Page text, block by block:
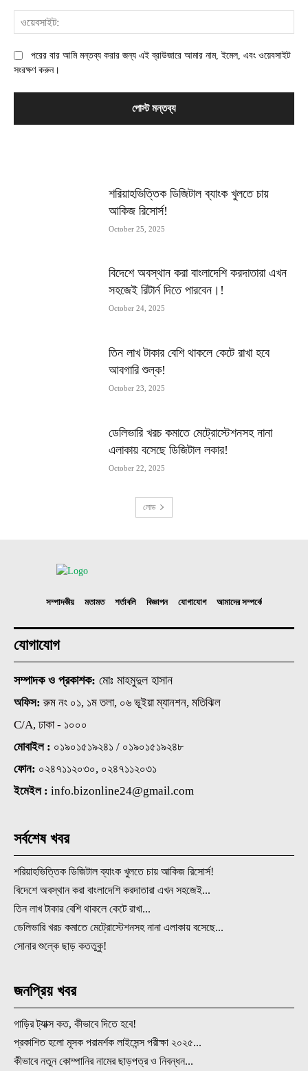
পরের বার আমি মন্তব্য করার জন্য এই ব্রাউজারে আমার নাম, ইমেল, এবং ওয়েবসাইট
সংরক্ষণ করুন।
শরিয়াহভিত্তিক ডিজিটাল ব্যাংক খুলতে চায়
আকিজ রিসোর্স!
October 25, 2025
বিদেশে অবস্থান করা বাংলাদেশি করদাতারা এখন
সহজেই রিটার্ন দিতে পারবেন।!
October 24, 2025
তিন লাখ টাকার বেশি থাকলে কেটে রাখা হবে
আবগারি শুল্ক!
October 23, 2025
ডেলিভারি খরচ কমাতে মেট্রোস্টেশনসহ নানা
এলাকায় বসেছে ডিজিটাল লকার!
October 22, 2025
লোড
সম্পাদকীয় মতামত শর্তাবলি বিজ্ঞাপন যোগাযোগ আমাদের সম্পর্কে
যোগাযোগ
সম্পাদক ও প্রকাশক: মোঃ মাহমুদুল হাসান
অফিস:রুম নং ০১, ১ম তলা, ০৬ ভূইয়া ম্যানশন, মতিঝিল
C/A, ঢাকা - ১০০০
মোবাইল : ০১৯০১৫১৯২৪১ / ০১৯০১৫১৯২৪৮
ফোন: ০২৪৭১১২০৩০, ০২৪৭১১২০৩১
ইমেইল : info.bizonline24@gmail.com
সর্বশেষ খবর
শরিয়াহভিত্তিক ডিজিটাল ব্যাংক খুলতে চায় আকিজ রিসোর্স!
বিদেশে অবস্থান করা বাংলাদেশি করদাতারা এখন সহজেই...
তিন লাখ টাকার বেশি থাকলে কেটে রাখা...
ডেলিভারি খরচ কমাতে মেট্রোস্টেশনসহ নানা এলাকায় বসেছে...
সোনার শুল্কে ছাড় কততুকু!
জনপ্রিয় খবর
গাড়ির ট্যাক্স কত, কীভাবে দিতে হবে!
প্রকাশিত হলো মূসক পরামর্শক লাইসেন্স পরীক্ষা ২০২৫...
কীভাবে নতুন কোম্পানির নামের ছাড়পত্র ও নিবন্ধন...